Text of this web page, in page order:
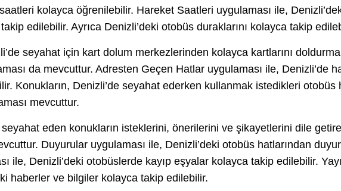
kolayca öğrenilebilir. Hareket Saatleri uygulaması ile,
edilebilir. Ayrıca Denizli’deki otobüs duraklarını kolayca takip
seyahat için kart dolum merkezlerinden kolayca kartlarını
da mevcuttur. Adresten Geçen Hatlar uygulaması ile, Denizli’de
Konukların, Denizli’de seyahat ederken kullanmak istedikleri otobüs
mevcuttur.
seyahat eden konukların isteklerini, önerilerini ve şikayetlerini dile
Duyurular uygulaması ile, Denizli’deki otobüs hatlarından
ile, Denizli’deki otobüslerde kayıp eşyalar kolayca takip edilebilir.
haberler ve bilgiler kolayca takip edilebilir.